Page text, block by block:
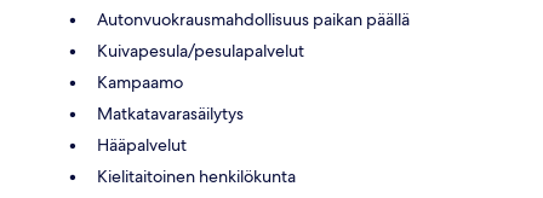
Autonvuokrausmahdollisuus paikan päällä
Kuivapesula/pesulapalvelut
Kampaamo
Matkatavarasäilytys
Hääpalvelut
Kielitaitoinen henkilökunta